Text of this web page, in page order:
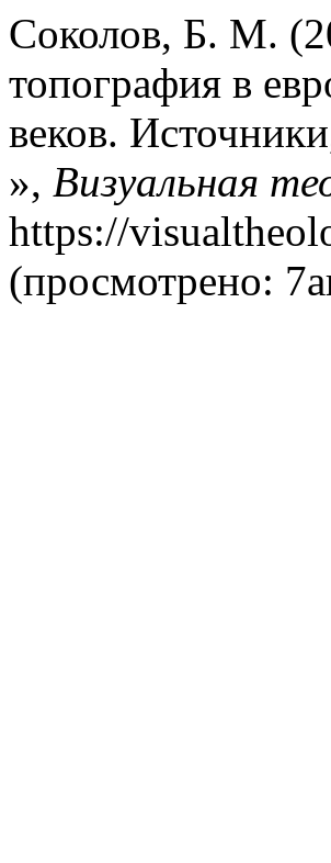
Соколов, Б. М.
топография в
веков.
», Визуальная
https://
(просмотрено: